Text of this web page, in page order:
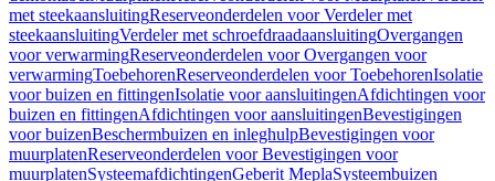
met steekaansluitingReserveonderdelen voor Verdeler met
steekaansluitingVerdeler met schroefdraadaansluitingOvergangen
voor verwarmingReserveonderdelen voor Overgangen voor
verwarmingToebehorenReserveonderdelen voor ToebehorenIsolatie
voor buizen en fittingenIsolatie voor aansluitingenAfdichtingen voor
buizen en fittingenAfdichtingen voor aansluitingenBevestigingen
voor buizenBeschermbuizen en inleghulpBevestigingen voor
muurplatenReserveonderdelen voor Bevestigingen voor
muurplatenSysteemafdichtingenGeberit MeplaSysteembuizen